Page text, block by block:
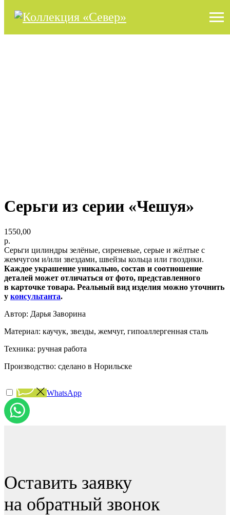
Серьги из серии «Чешуя»
1550,00
р.
Серьги цилиндры зелёные, сиреневые, серые и жёлтые с
жемчугом и/или звездами, швейзы кольца или гвоздики.
Каждое украшение уникально, состав и соотношение
деталей может отличаться от фото, представленного
в карточке товара. Реальный вид изделия можно уточнить
у консультанта.
Автор: Дарья Заворина
Материал: каучук, звезды, жемчуг, гипоаллергенная сталь
Техника: ручная работа
Производство: сделано в Норильске
WhatsApp
Оставить заявку
на обратный звонок